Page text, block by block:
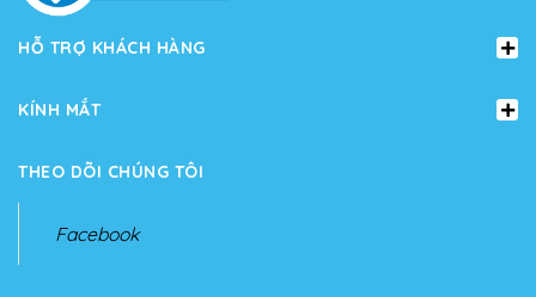
HỖ TRỢ KHÁCH HÀNG
KÍNH MẮT
THEO DÕI CHÚNG TÔI
Facebook